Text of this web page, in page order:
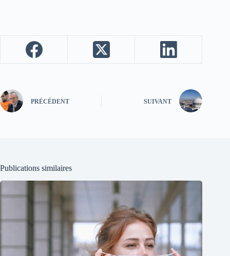
PRÉCÉDENT SUIVANT
Publications similaires